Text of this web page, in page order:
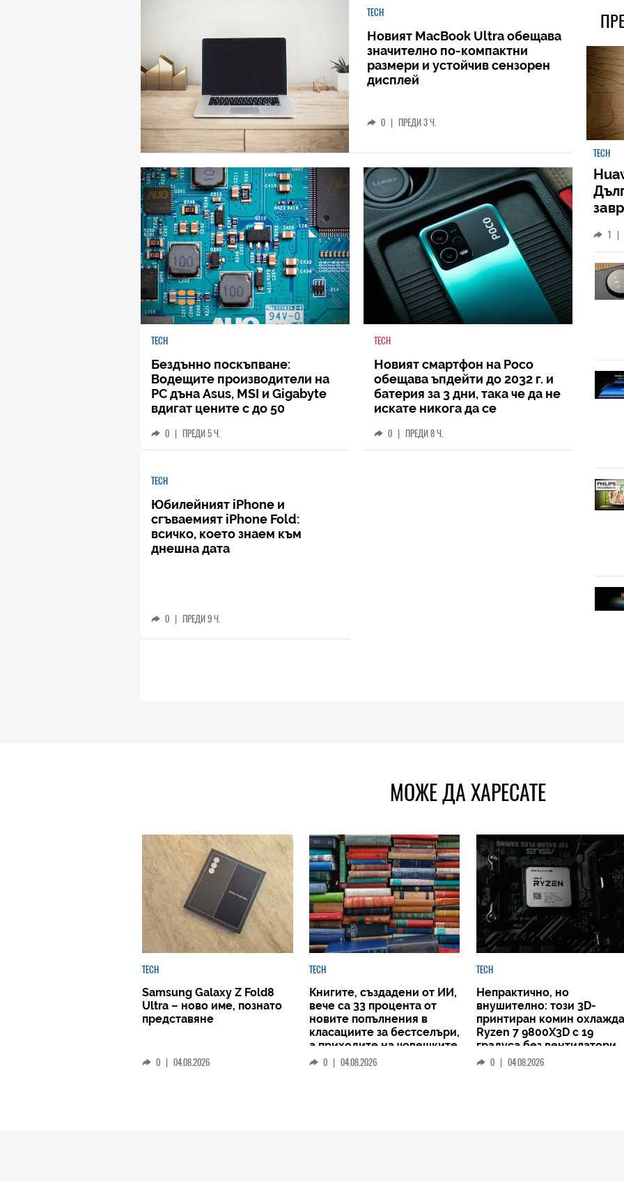
TECH
Новият MacBook Ultra обещава
значително по-компактни
размери и устойчив сензорен
дисплей
0 | ПРЕДИ 3 Ч.
TECH
Бездънно поскъпване:
Водещите производители на
РС дъна Asus, MSI и Gigabyte
вдигат цените с до 50
0 | ПРЕДИ 5 Ч.
TECH
Новият смартфон на Poco
обещава ъпдейти до 2032 г. и
батерия за 3 дни, така че да не
искате никога да се
0 | ПРЕДИ 8 Ч.
TECH
Юбилейният iPhone и
сгъваемият iPhone Fold:
всичко, което знаем към
днешна дата
0 | ПРЕДИ 9 Ч.
TECH
1 |
МОЖЕ ДА ХАРЕСАТЕ
TECH
Samsung Galaxy Z Fold8
Ultra – ново име, познато
представяне
0 | 04.08.2026
TECH
Книгите, създадени от ИИ,
вече са 33 процента от
новите попълнения в
класациите за бестселъри,
а приходите на човешките
автори намаляват
0 | 04.08.2026
TECH
Непрактично, но
внушително: този 3D-
принтиран комин охлажда
Ryzen 7 9800X3D с 19
градуса без вентилатори
0 | 04.08.2026